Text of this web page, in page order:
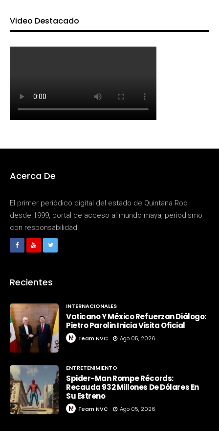
Video Destacado
Acerca De
El primer periódico digital del estado de Quintana Roo
desde 1999, portal de acceso al mundo maya, periodismo
con responsabilidad.
Recientes
INTERNACIONALES
Vaticano Y México Refuerzan Diálogo:
Pietro Parolin Inicia Visita Oficial
Team NVC Ago 05, 2026
ENTRETENIMIENTO
Spider-Man Rompe Récords:
Recauda 932 Millones De Dólares En
Su Estreno
Team NVC Ago 05, 2026